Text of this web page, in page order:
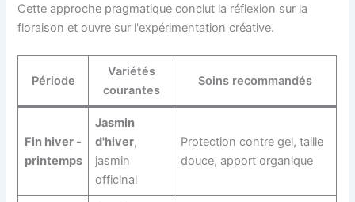
Cette approche pragmatique conclut la réflexion sur la
floraison et ouvre sur l'expérimentation créative.
Période
Variétés
courantes
Soins recommandés
Fin hiver -
printemps
Jasmin
d'hiver,
jasmin
officinal
Protection contre gel, taille
douce, apport organique